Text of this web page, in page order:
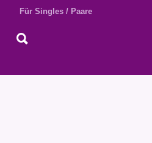
Für Singles / Paare